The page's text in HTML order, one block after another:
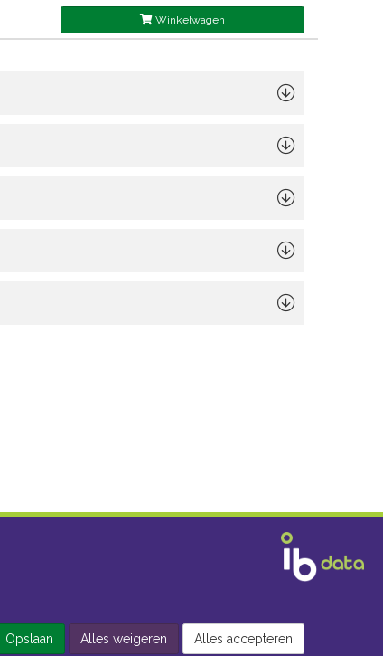
Winkelwagen
Opslaan Alles weigeren Alles accepteren